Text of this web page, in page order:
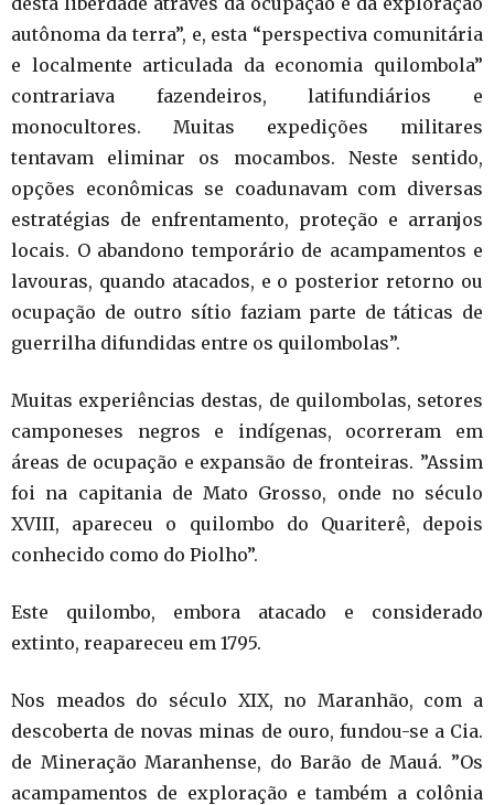
autônoma da terra”, e, esta “perspectiva comunitária
e localmente articulada da economia quilombola”
contrariava fazendeiros, latifundiários e
monocultores. Muitas expedições militares
tentavam eliminar os mocambos. Neste sentido,
opções econômicas se coadunavam com diversas
estratégias de enfrentamento, proteção e arranjos
locais. O abandono temporário de acampamentos e
lavouras, quando atacados, e o posterior retorno ou
ocupação de outro sítio faziam parte de táticas de
guerrilha difundidas entre os quilombolas”.
Muitas experiências destas, de quilombolas, setores
camponeses negros e indígenas, ocorreram em
áreas de ocupação e expansão de fronteiras. ”Assim
foi na capitania de Mato Grosso, onde no século
XVIII, apareceu o quilombo do Quariterê, depois
conhecido como do Piolho”.
Este quilombo, embora atacado e considerado
extinto, reapareceu em 1795.
Nos meados do século XIX, no Maranhão, com a
descoberta de novas minas de ouro, fundou-se a Cia.
de Mineração Maranhense, do Barão de Mauá. ”Os
acampamentos de exploração e também a colônia